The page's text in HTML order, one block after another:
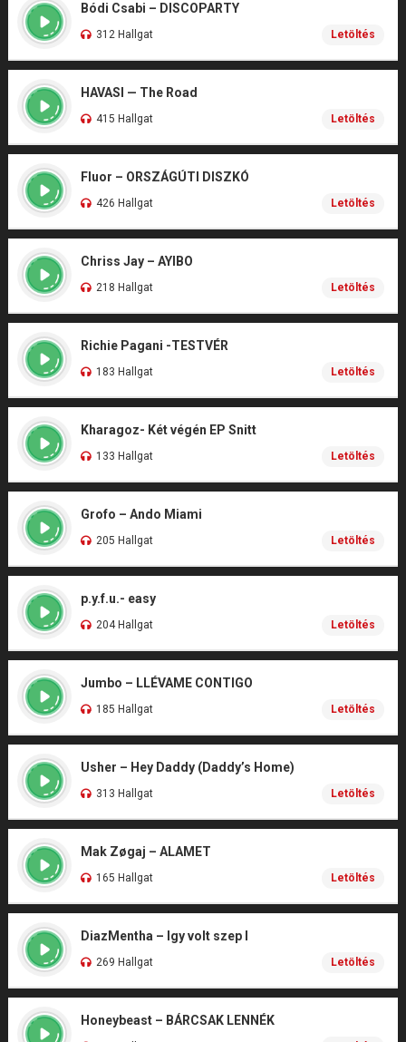
Bódi Csabi – DISCOPARTY
312 Hallgat Letöltés
HAVASI — The Road
415 Hallgat Letöltés
Fluor – ORSZÁGÚTI DISZKÓ
426 Hallgat Letöltés
Chriss Jay – AYIBO
218 Hallgat Letöltés
Richie Pagani -TESTVÉR
183 Hallgat Letöltés
Kharagoz- Két végén EP Snitt
133 Hallgat Letöltés
Grofo – Ando Miami
205 Hallgat Letöltés
p.y.f.u.- easy
204 Hallgat Letöltés
Jumbo – LLÉVAME CONTIGO
185 Hallgat Letöltés
Usher – Hey Daddy (Daddy’s Home)
313 Hallgat Letöltés
Mak Zøgaj – ALAMET
165 Hallgat Letöltés
DiazMentha – Igy volt szep I
269 Hallgat Letöltés
Honeybeast – BÁRCSAK LENNÉK